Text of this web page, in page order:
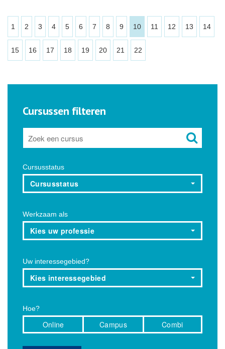
1 2 3 4 5 6 7 8 9 10 11 12 13 14
15 16 17 18 19 20 21 22
Cursussen filteren
Cursusstatus
Cursusstatus
Werkzaam als
Kies uw professie
Uw interessegebied?
Kies interessegebied
Hoe?
Online Campus Combi